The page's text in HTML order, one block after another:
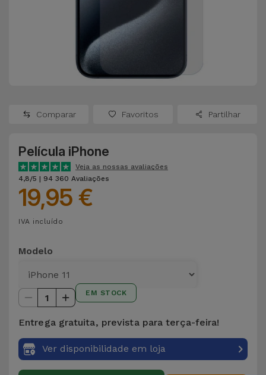
Oppo
OnePlus
Google
Dyson
TCL
Outras
Marcas
Ver
tudo
Recondicionados
Recondicionados
Consolas
Recondicionadas
Ver
tudo
Auriculares
e Colunas
Smartwatches
e Braceletes
Correntes
para
Gadgets
Higiene
e Casa
Comparar Favoritos Partilhar
Película iPhone
Veja as nossas avaliações
4,8/5 | 94 360 Avaliações
19,95 €
IVA incluído
Modelo
1 EM STOCK
Entrega gratuita, prevista para terça-feira!
Ver disponibilidade em loja